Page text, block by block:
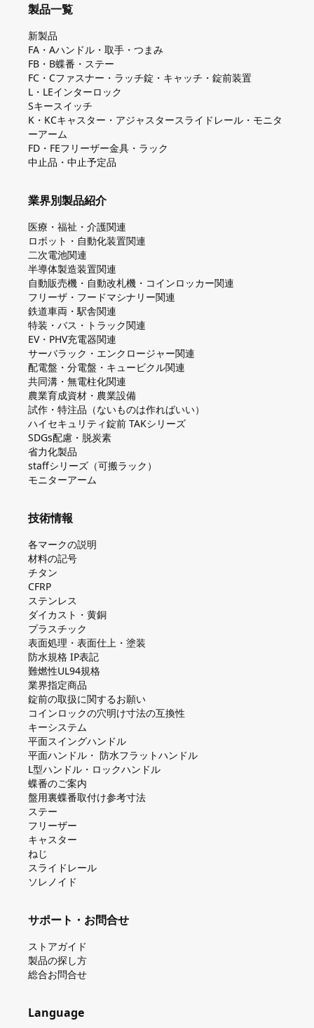
製品一覧
新製品
FA・Aハンドル・取手・つまみ
FB・B蝶番・ステー
FC・Cファスナー・ラッチ錠・キャッチ・錠前装置
L・LEインターロック
Sキースイッチ
K・KCキャスター・アジャスタースライドレール・モニタ
ーアーム
FD・FEフリーザー金具・ラック
中止品・中止予定品
業界別製品紹介
医療・福祉・介護関連
ロボット・自動化装置関連
二次電池関連
半導体製造装置関連
自動販売機・自動改札機・コインロッカー関連
フリーザ・フードマシナリー関連
鉄道車両・駅舎関連
特装・バス・トラック関連
EV・PHV充電器関連
サーバラック・エンクロージャー関連
配電盤・分電盤・キュービクル関連
共同溝・無電柱化関連
農業育成資材・農業設備
試作・特注品（ないものは作ればいい）
ハイセキュリティ錠前 TAKシリーズ
SDGs配慮・脱炭素
省力化製品
staffシリーズ（可搬ラック）
モニターアーム
技術情報
各マークの説明
材料の記号
チタン
CFRP
ステンレス
ダイカスト・⻩銅
プラスチック
表面処理・表面仕上・塗装
防⽔規格 IP表記
難燃性UL94規格
業界指定商品
錠前の取扱に関するお願い
コインロックの⽳明け⼨法の互換性
キーシステム
平⾯スイングハンドル
平⾯ハンドル・ 防⽔フラットハンドル
L型ハンドル・ロックハンドル
蝶番のご案内
盤⽤裏蝶番取付け参考⼨法
ステー
フリーザー
キャスター
ねじ
スライドレール
ソレノイド
サポート・お問合せ
ストアガイド
製品の探し⽅
総合お問合せ
Language